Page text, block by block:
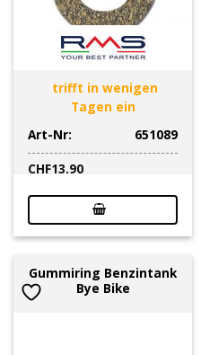
trifft in wenigen
Tagen ein
Art-Nr:
651089
CHF13.90
Gummiring Benzintank
Bye Bike